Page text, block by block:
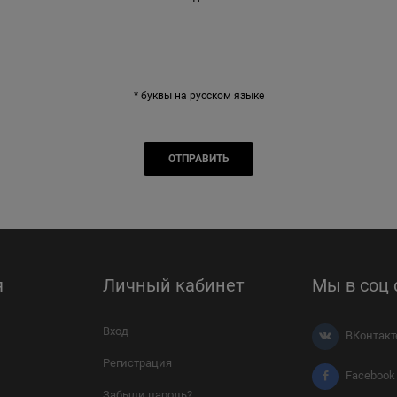
* буквы на русском языке
Личный кабинет
Вход
Регистрация
Мы в соц
Facebook